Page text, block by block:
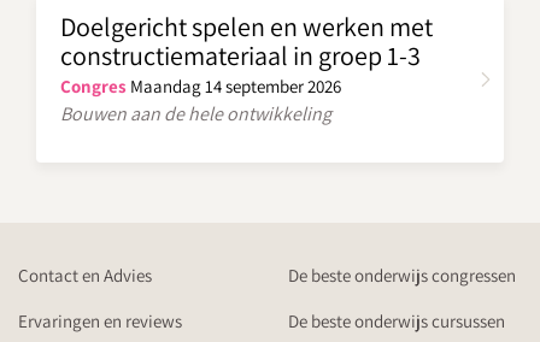
Doelgericht spelen en werken met
constructiemateriaal in groep 1-3
Congres Maandag 14 september 2026
Bouwen aan de hele ontwikkeling
Contact en Advies
De beste onderwijs congressen
Ervaringen en reviews
De beste onderwijs cursussen